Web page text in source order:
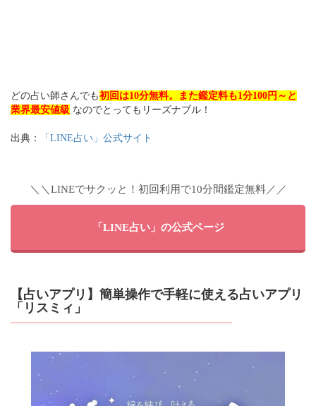
どの占い師さんでも初回は10分無料。また鑑定料も1分100円～と
業界最安値級 なのでとってもリーズナブル！
出典： 「LINE占い」公式サイト
＼＼LINEでサクッと！初回利用で10分間鑑定無料／／
「LINE占い」の公式ページ
【占いアプリ】簡単操作で手軽に使える占いアプリ
「リスミィ」